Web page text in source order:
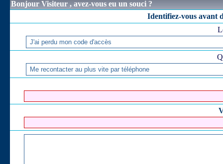
Bonjour Visiteur , avez-vous eu un souci ?
Identifiez-vous avant